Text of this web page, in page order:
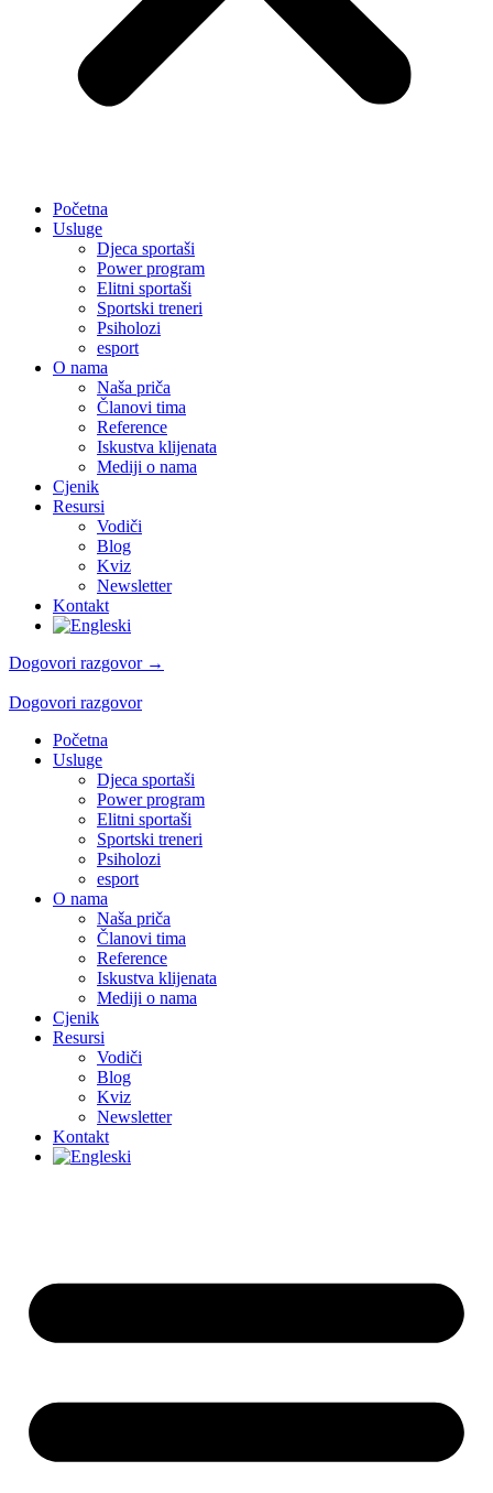
Početna
Usluge
Djeca sportaši
Power program
Elitni sportaši
Sportski treneri
Psiholozi
esport
O nama
Naša priča
Članovi tima
Reference
Iskustva klijenata
Mediji o nama
Cjenik
Resursi
Vodiči
Blog
Kviz
Newsletter
Kontakt
Dogovori razgovor →
Dogovori razgovor
Početna
Usluge
Djeca sportaši
Power program
Elitni sportaši
Sportski treneri
Psiholozi
esport
O nama
Naša priča
Članovi tima
Reference
Iskustva klijenata
Mediji o nama
Cjenik
Resursi
Vodiči
Blog
Kviz
Newsletter
Kontakt